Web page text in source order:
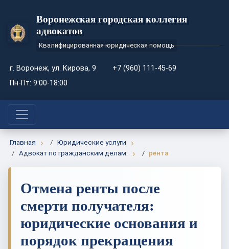
Воронежская городская коллегия
адвокатов
Квалифицированная юридическая помощь
г. Воронеж, ул. Кирова, 9
+7 (960) 111-45-69
Пн-Пт: 9:00-18:00
Главная
Юридические услуги
Адвокат по гражданским делам.
рента
Отмена ренты после
смерти получателя:
юридические основания и
порядок прекращения